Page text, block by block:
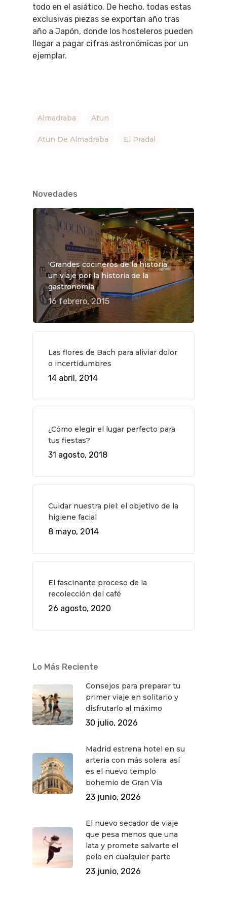
todo en el asiático. De hecho, todas estas
exclusivas piezas se exportan año tras
año a Japón, donde los hosteleros pueden
llegar a pagar cifras astronómicas por un
ejemplar.
Almadraba Atun
Atun De Almadraba El Pradal
Novedades
'Grandes cocineros de la historia',
un viaje por la historia de la
gastronomía
16 febrero, 2015
Las flores de Bach para aliviar dolor
o incertidumbres
14 abril, 2014
¿Cómo elegir el lugar perfecto para
tus fiestas?
31 agosto, 2018
Cuidar nuestra piel: el objetivo de la
higiene facial
8 mayo, 2014
El fascinante proceso de la
recolección del café
26 agosto, 2020
Lo Más Reciente
Consejos para preparar tu
primer viaje en solitario y
disfrutarlo al máximo
30 julio, 2026
Madrid estrena hotel en su
arteria con más solera: así
es el nuevo templo
bohemio de Gran Vía
23 junio, 2026
El nuevo secador de viaje
que pesa menos que una
lata y promete salvarte el
pelo en cualquier parte
23 junio, 2026
Museos Y
Teatro
Novedades
Cine
Música
Restaurantes
Rutas Por Madrid
Bares Y Cafés
Gourmet
Gastro
VIAJES
BEAUTY
CONTACTO